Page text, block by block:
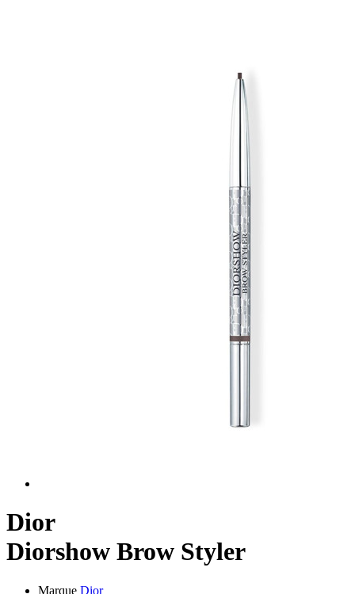
Dior
Diorshow Brow Styler
Marque Dior